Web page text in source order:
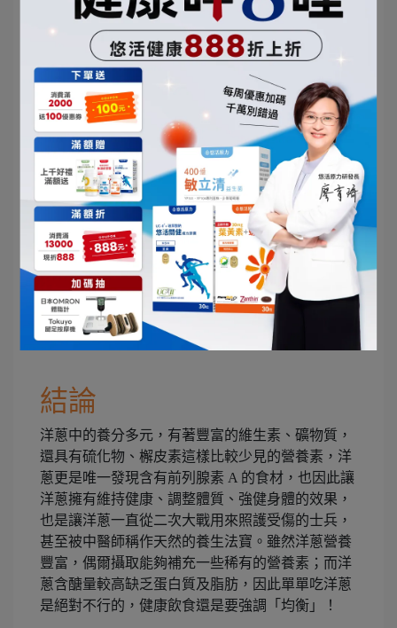
少，就能降低刺眼的感覺。
4. 紫、白、黃洋蔥有什麼差別？
常見的洋蔥有三種顏色：紫、白、黃。其中營養素
差異不大，僅紫洋蔥花青素和槲皮素含量較高，白
洋蔥則略少。差異比較大的部分比較是因為口感導
致適合烹煮的方式略有不同。黃洋蔥比較辣，生吃
燉煮都可以。紫洋蔥的辣度介於兩者之間，適合生
食用。白洋蔥則味道偏甜，常用於生吃及煮湯。
5. 洋蔥發芽還能吃嗎？
可以，不過口感上會變得苦澀。新鮮的洋蔥有兩大
特點：水分含量高及拿起來沉重、扎實，當外皮有
黑點、發芽或是聞起來有刺鼻味，那表示洋蔥已經
不新鮮。
結論
洋蔥中的養分多元，有著豐富的維生素、礦物質，
還具有硫化物、檞皮素這樣比較少見的營養素，洋
蔥更是唯一發現含有前列腺素 A 的食材，也因此讓
洋蔥擁有維持健康、調整體質、強健身體的效果，
也是讓洋蔥一直從二次大戰用來照護受傷的士兵，
甚至被中醫師稱作天然的養生法寶。雖然洋蔥營養
豐富，偶爾攝取能夠補充一些稀有的營養素；而洋
蔥含醣量較高缺乏蛋白質及脂肪，因此單單吃洋蔥
是絕對不行的，健康飲食還是要強調「均衡」！